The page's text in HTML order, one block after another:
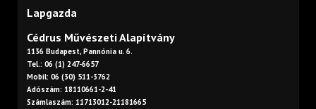
Lapgazda
Cédrus Művészeti Alapítvány
1136 Budapest, Pannónia u. 6.
Tel.: 06 (1) 247-6657
Mobil: 06 (30) 511-3762
Adószám: 18110661-2-41
Számlaszám: 11713012-21181665